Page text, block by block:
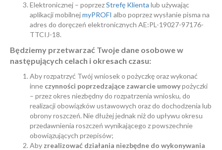
Elektronicznej – poprzezStrefę Klienta lub używając
aplikacji mobilnejmyPROFI albo poprzez wysłanie pisma na
adres do doręczeń elektronicznych AE:PL-19027-97176-
TTCIJ-18.
Będziemy przetwarzać Twoje dane osobowe w
następujących celach i okresach czasu:
Aby rozpatrzyć Twój wniosek o pożyczkę oraz wykonać
inne czynności poprzedzające zawarcie umowypożyczki
– przez okres niezbędny do rozpatrzenia wniosku, do
realizacji obowiązków ustawowych oraz do dochodzenia lub
obrony roszczeń. Nie dłużej jednak niż do upływu okresu
przedawnienia roszczeń wynikającego z powszechnie
obowiązujących przepisów;
Aby zrealizować działania niezbędne do wykonywania